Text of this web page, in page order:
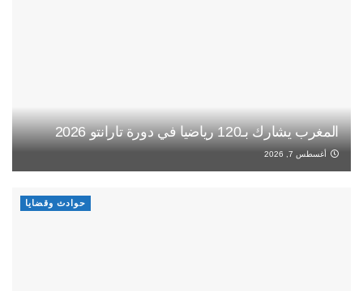
المغرب يشارك بـ120 رياضيا في دورة تارانتو 2026
أغسطس 7, 2026
حوادث وقضايا